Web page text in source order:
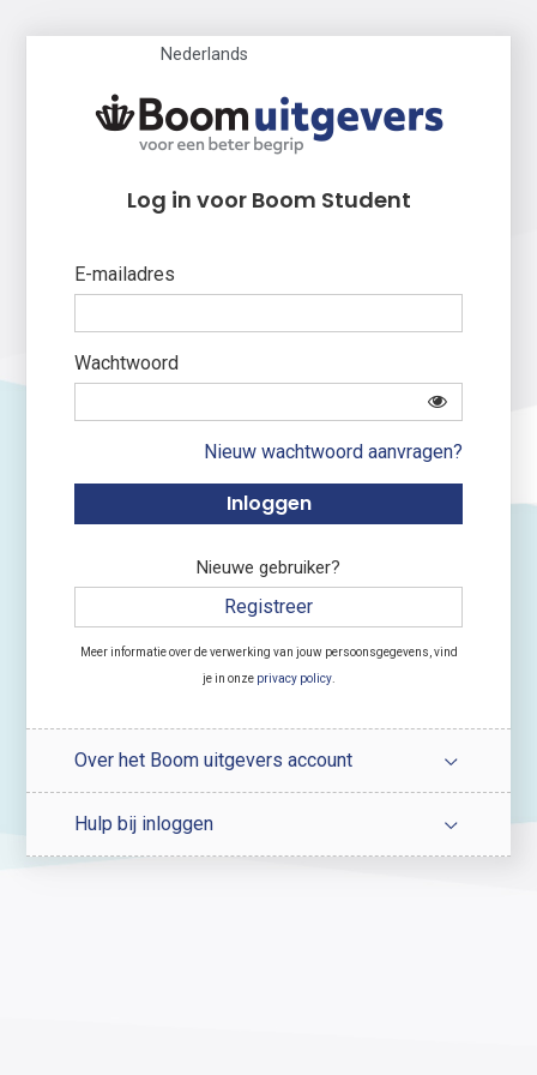
Nederlands
Log in voor Boom Student
E-mailadres
Wachtwoord
Nieuw wachtwoord aanvragen?
Nieuwe gebruiker?
Registreer
Meer informatie over de verwerking van jouw persoonsgegevens, vind
je in onze privacy policy.
Over het Boom uitgevers account
Hulp bij inloggen